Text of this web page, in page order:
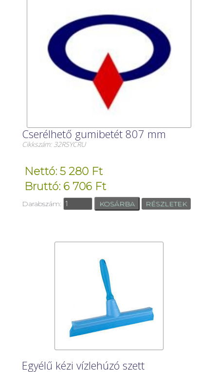
Cserélhető gumibetét 807 mm
Cikkszám: 32RSYCRU
Nettó: 5 280 Ft
Bruttó: 6 706 Ft
Darabszám: RÉSZLETEK
Egyélű kézi vízlehúzó szett